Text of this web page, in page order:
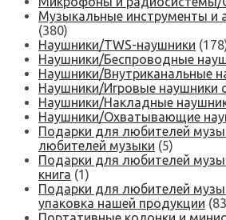
Музыкальные инструменты и
(380)
Наушники/TWS-наушники
Наушники/Беспроводные
Наушники/Внутриканальные
Наушники/Игровые наушники
Наушники/Накладные
Наушники/Охватывающие
Подарки для любителей
любителей музыки (5)
Подарки для любителей
книга (1)
Подарки для любителей
упаковка нашей продукции